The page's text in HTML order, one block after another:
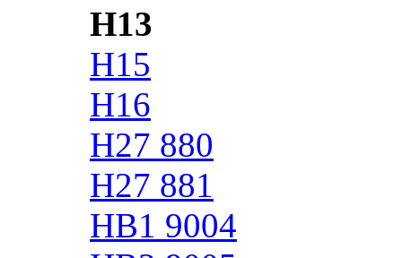
H13
H15
H16
H27 880
H27 881
HB1 9004